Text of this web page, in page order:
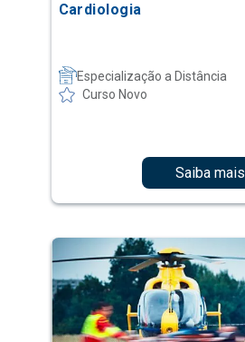
Cardiologia
Especialização a Distância
Curso Novo
Saiba mais